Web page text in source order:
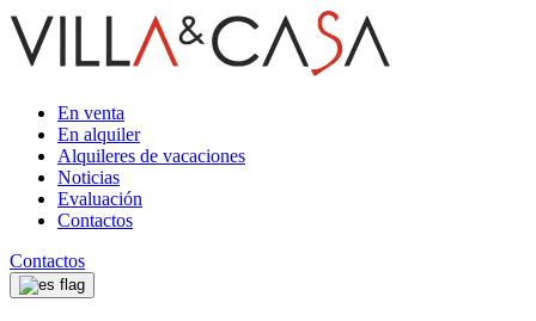
En venta
En alquiler
Alquileres de vacaciones
Noticias
Evaluación
Contactos
Contactos